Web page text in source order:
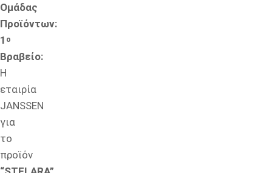
Ομάδας
Προϊόντων:
1 ο
Βραβείο:
Η
εταιρία
JANSSEN
για
το
προϊόν